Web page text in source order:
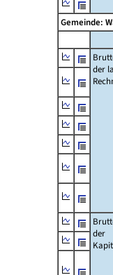
Gemeinde:
der
der